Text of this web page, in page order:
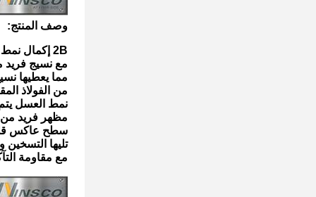
وصف المنتج:
2B إكمال نمط عشب العسل الصفحة الفولاذ المقاوم للصدأ المنسوجة هو صفحة الفولاذ المقاوم للصدأ
مع نسيج
مما يعطيها
من الفولاذ
نمط العسل
مظهر فريد
سطح عاكس
تليها
مع مقاومة